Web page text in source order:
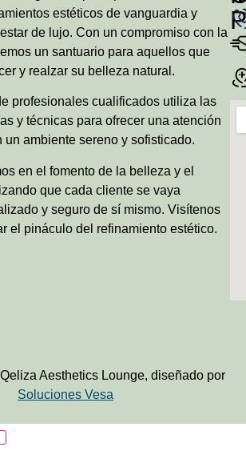
estéticos de vanguardia y
de lujo. Con un compromiso con la
un santuario para aquellos que
y realzar su belleza natural.
profesionales cualificados utiliza las
y técnicas para ofrecer una atención
un ambiente sereno y sofisticado.
en el fomento de la belleza y el
que cada cliente se vaya
y seguro de sí mismo. Visítenos
el pináculo del refinamiento estético.
Aesthetics Lounge, diseñado por
Soluciones Vesa